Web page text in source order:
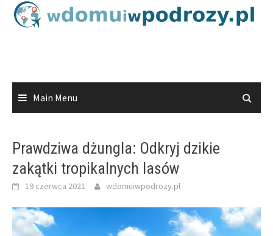
Skip
Main Menu
Prawdziwa dżungla: Odkryj dzikie
zakątki tropikalnych lasów
19 czerwca 2021 wdomuiwpodrozy.pl